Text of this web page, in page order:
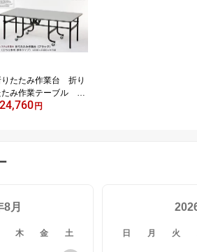
型 （900×1800×高
840） 天板フロアリ
ーム 予約
りたたみ作業台 折り
たみ作業テーブル マ
トブラック ：立ち仕
ロアリューム 予約
円
8月
木 金 土 日 月 火